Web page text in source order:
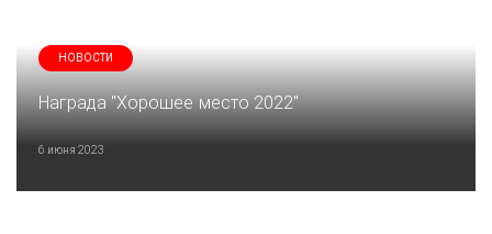
НОВОСТИ
Награда "Хорошее место 2022"
6 июня 2023